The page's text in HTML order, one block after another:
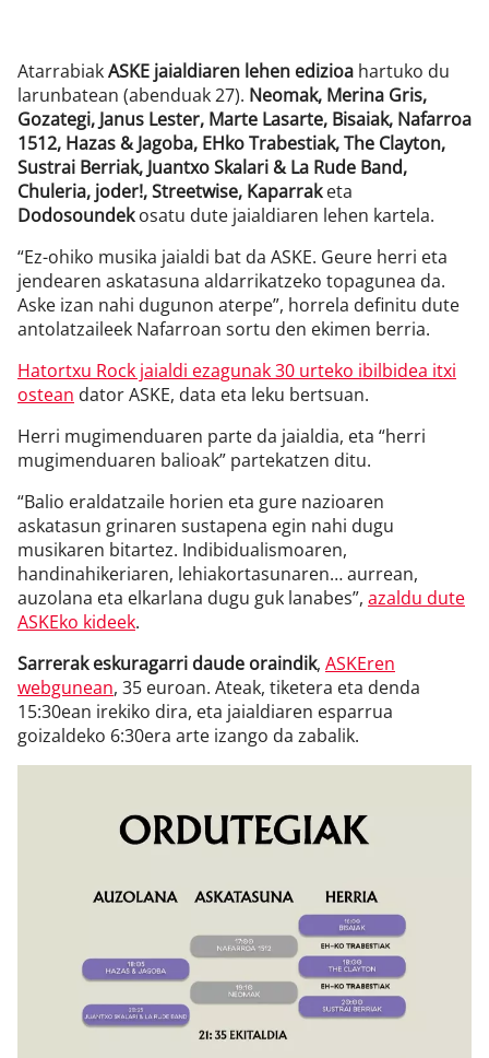
AtarrabiakASKE jaialdiaren lehen edizioa hartuko du
larunbatean (abenduak 27). Neomak, Merina Gris,
Gozategi, Janus Lester, Marte Lasarte, Bisaiak, Nafarroa
1512, Hazas & Jagoba, EHko Trabestiak, The Clayton,
Sustrai Berriak, Juantxo Skalari & La Rude Band,
Chuleria, joder!, Streetwise, Kaparraketa
Dodosoundekosatu dute jaialdiaren lehen kartela.
“Ez-ohiko musika jaialdi bat da ASKE. Geure herri eta
jendearen askatasuna aldarrikatzeko topagunea da.
Aske izan nahi dugunon aterpe”, horrela definitu dute
antolatzaileek Nafarroan sortu den ekimen berria.
Hatortxu Rock jaialdi ezagunak 30 urteko ibilbidea itxi
ostean dator ASKE, data eta leku bertsuan.
Herri mugimenduaren parte da jaialdia, eta “herri
mugimenduaren balioak” partekatzen ditu.
“Balio eraldatzaile horien eta gure nazioaren
askatasun grinaren sustapena egin nahi dugu
musikaren bitartez. Indibidualismoaren,
handinahikeriaren, lehiakortasunaren… aurrean,
auzolana eta elkarlana dugu guk lanabes”, azaldu dute
ASKEko kideek.
Sarrerak eskuragarri daude oraindik, ASKEren
webgunean, 35 euroan. Ateak, tiketera eta denda
15:30ean irekiko dira, eta jaialdiaren esparrua
goizaldeko 6:30era arte izango da zabalik.